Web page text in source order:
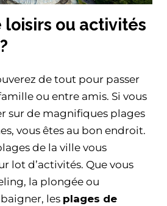
ou activités
de tout pour passer
ou entre amis. Si vous
sur de magnifiques plages
vous êtes au bon endroit.
de la ville vous
lot d’activités. Que vous
la plongée ou
les plages de